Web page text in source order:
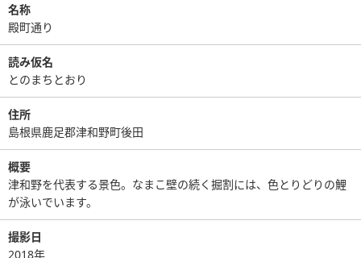
名称
殿町通り
読み仮名
とのまちとおり
住所
島根県鹿足郡津和野町後田
概要
津和野を代表する景色。なまこ壁の続く掘割には、色とりどりの鯉
が泳いでいます。
撮影日
2018年